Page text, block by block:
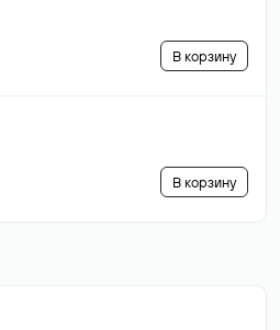
В корзину
В корзину